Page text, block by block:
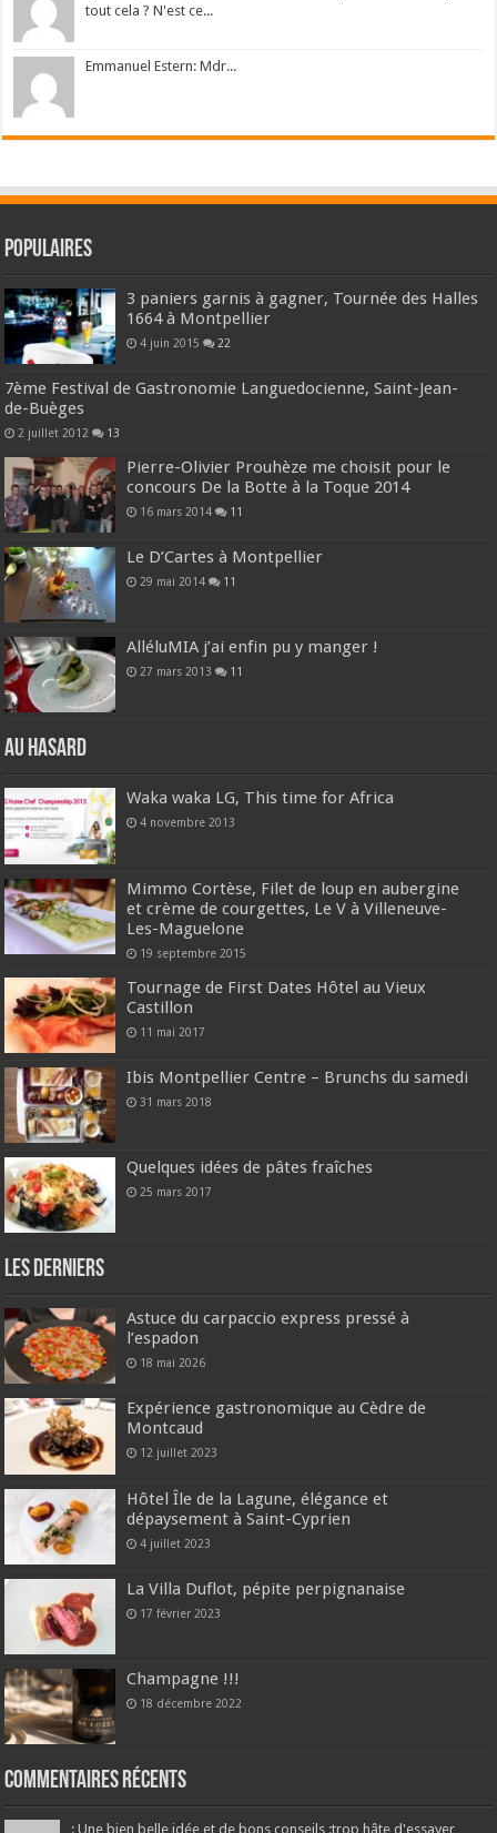
tout cela ? N'est ce...
Emmanuel Estern: Mdr...
Populaires
3 paniers garnis à gagner, Tournée des Halles
1664 à Montpellier
4 juin 2015 22
7ème Festival de Gastronomie Languedocienne, Saint-Jean-
de-Buèges
2 juillet 2012 13
Pierre-Olivier Prouhèze me choisit pour le
concours De la Botte à la Toque 2014
16 mars 2014 11
Le D’Cartes à Montpellier
29 mai 2014 11
AlléluMIA j’ai enfin pu y manger !
27 mars 2013 11
Au hasard
Waka waka LG, This time for Africa
4 novembre 2013
Mimmo Cortèse, Filet de loup en aubergine
et crème de courgettes, Le V à Villeneuve-
Les-Maguelone
19 septembre 2015
Tournage de First Dates Hôtel au Vieux
Castillon
11 mai 2017
Ibis Montpellier Centre – Brunchs du samedi
31 mars 2018
Quelques idées de pâtes fraîches
25 mars 2017
Les derniers
Astuce du carpaccio express pressé à
l’espadon
18 mai 2026
Expérience gastronomique au Cèdre de
Montcaud
12 juillet 2023
Hôtel Île de la Lagune, élégance et
dépaysement à Saint-Cyprien
4 juillet 2023
La Villa Duflot, pépite perpignanaise
17 février 2023
Champagne !!!
18 décembre 2022
Commentaires récents
: Une bien belle idée et de bons conseils :trop hâte d'essayer